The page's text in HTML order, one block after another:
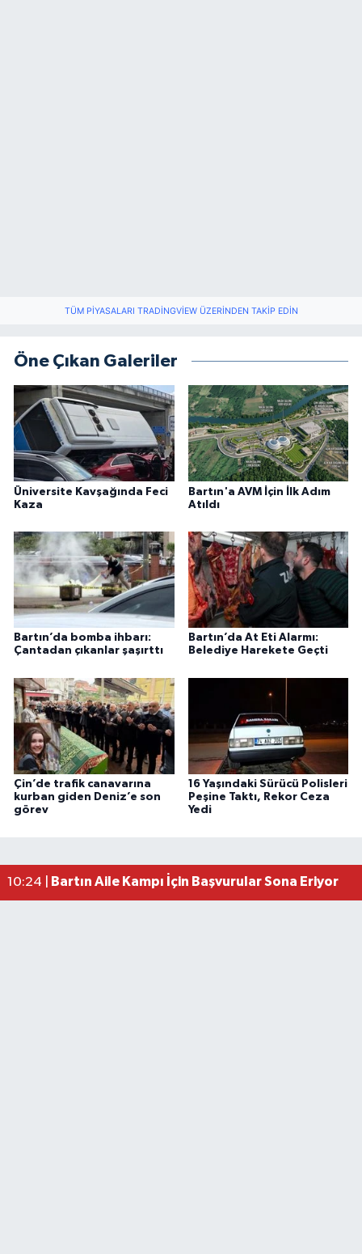
TÜM PIYASALARI TRADINGVIEW ÜZERINDEN TAKIP EDIN
Öne Çıkan Galeriler
Üniversite Kavşağında Feci
Kaza
Bartın'a AVM İçin İlk Adım
Atıldı
Bartın’da bomba ihbarı:
Çantadan çıkanlar şaşırttı
Bartın’da At Eti Alarmı:
Belediye Harekete Geçti
Çin’de trafik canavarına
kurban giden Deniz’e son
görev
16 Yaşındaki Sürücü Polisleri
Peşine Taktı, Rekor Ceza
Yedi
10:24 | Bartın Aile Kampı İçin Başvurular Sona Eriyor